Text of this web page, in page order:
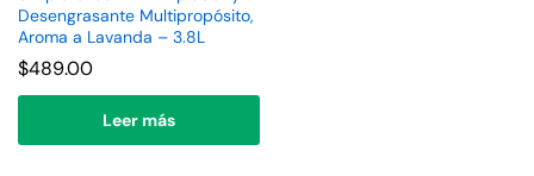
Desengrasante Multipropósito,
Aroma a Lavanda – 3.8L
$489.00
Leer más